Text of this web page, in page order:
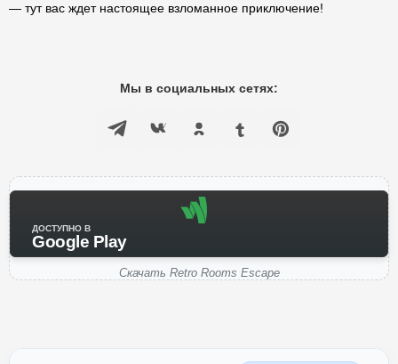
— тут вас ждет настоящее взломанное приключение!
Мы в социальных сетях:
ДОСТУПНО В
Google Play
Скачать Retro Rooms Escape